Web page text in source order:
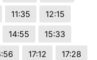
11:35
12:15
14:55
15:33
17:12
17:28